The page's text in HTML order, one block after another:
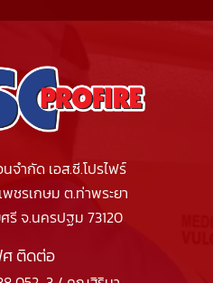
จำกัด เอส.ซี.โปรไฟร์
พชรเกษม ต.ท่าพระยา
รี จ.นครปฐม 73120
ติดต่อ